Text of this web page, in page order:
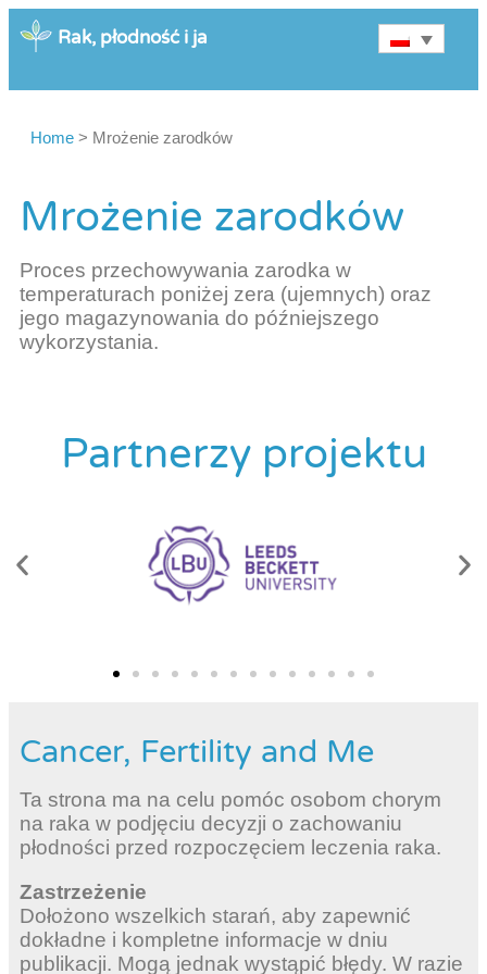
Rak, płodność i ja
Home > Mrożenie zarodków
Mrożenie zarodków
Proces przechowywania zarodka w
temperaturach poniżej zera (ujemnych) oraz
jego magazynowania do późniejszego
wykorzystania.
Partnerzy projektu
Cancer, Fertility and Me
Ta strona ma na celu pomóc osobom chorym
na raka w podjęciu decyzji o zachowaniu
płodności przed rozpoczęciem leczenia raka.
Zastrzeżenie
Dołożono wszelkich starań, aby zapewnić
dokładne i kompletne informacje w dniu
publikacji. Mogą jednak wystąpić błędy. W razie